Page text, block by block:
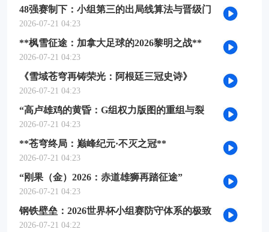
48强赛制下：小组第三的出局线算法与晋级门
槛推演
2026-07-21 04:23
**枫雪征途：加拿大足球的2026黎明之战**
2026-07-21 04:23
《雪域苍穹再铸荣光：阿根廷三冠史诗》
2026-07-21 04:23
“高卢雄鸡的黄昏：G组权力版图的重组与裂
变”
2026-07-21 04:23
**苍穹终局：巅峰纪元·不灭之冠**
2026-07-21 04:23
“刚果（金）2026：赤道雄狮再踏征途”
2026-07-21 04:23
钢铁壁垒：2026世界杯小组赛防守体系的极致
博弈
2026-07-21 04:22